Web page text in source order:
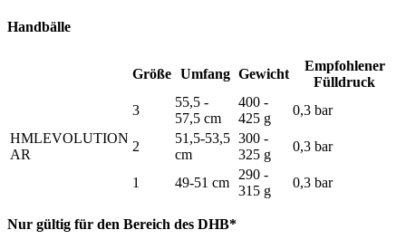
Handbälle
Größe Umfang Gewicht
Empfohlener
Fülldruck
HMLEVOLUTION
AR
3
55,5 -
57,5 cm
400 -
425 g
0,3 bar
2
51,5-53,5
cm
300 -
325 g
0,3 bar
1 49-51 cm
290 -
315 g
0,3 bar
Nur gültig für den Bereich des DHB*